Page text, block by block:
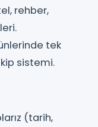
rehber,
tek
sistemi.
(tarih,